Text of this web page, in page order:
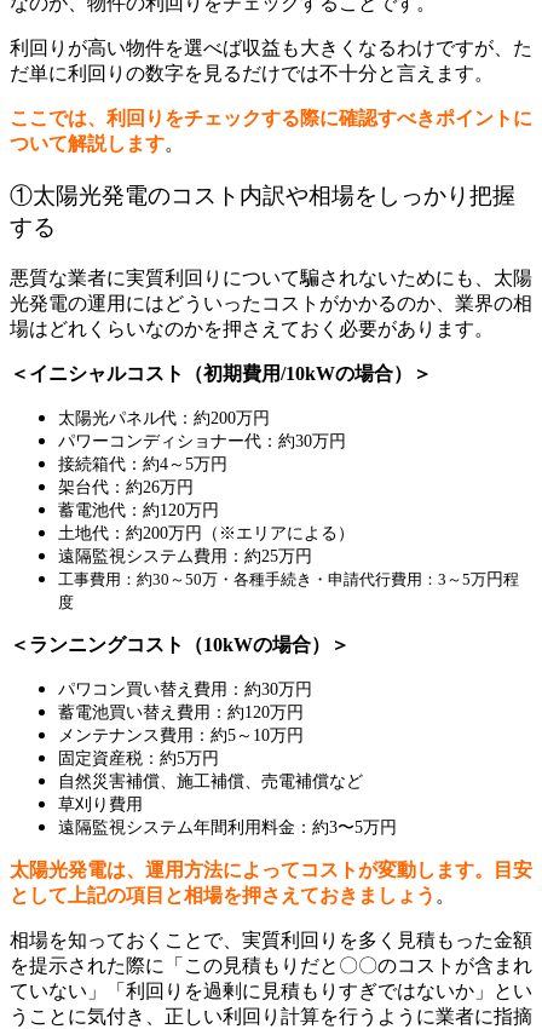
利回りが高い物件を選べば収益も大きくなるわけですが、た
だ単に利回りの数字を見るだけでは不十分と言えます。
ここでは、利回りをチェックする際に確認すべきポイントに
ついて解説します。
①太陽光発電のコスト内訳や相場をしっかり把握
する
悪質な業者に実質利回りについて騙されないためにも、太陽
光発電の運用にはどういったコストがかかるのか、業界の相
場はどれくらいなのかを押さえておく必要があります。
＜イニシャルコスト（初期費用/10kWの場合）＞
太陽光パネル代：約200万円
パワーコンディショナー代：約30万円
接続箱代：約4～5万円
架台代：約26万円
蓄電池代：約120万円
土地代：約200万円（※エリアによる）
遠隔監視システム費用：約25万円
工事費用：約30～50万 ・各種手続き・申請代行費用：3～5万円程
度
＜ランニングコスト（10kWの場合）＞
パワコン買い替え費用：約30万円
蓄電池買い替え費用：約120万円
メンテナンス費用：約5～10万円
固定資産税：約5万円
自然災害補償、施工補償、売電補償など
草刈り費用
遠隔監視システム年間利用料金：約3〜5万円
太陽光発電は、運用方法によってコストが変動します。目安
として上記の項目と相場を押さえておきましょう 。
相場を知っておくことで、実質利回りを多く見積もった金額
を提示された際に「この見積もりだと〇〇のコストが含まれ
ていない」「利回りを過剰に見積もりすぎではないか」とい
うことに気付き、正しい利回り計算を行うように業者に指摘